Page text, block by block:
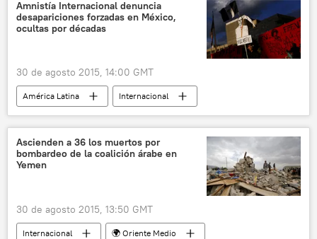
Situación en Donbás (verano de 2015)
Amnistía Internacional denuncia
desapariciones forzadas en México,
ocultas por décadas
30 de agosto 2015, 14:00 GMT
América Latina
Internacional
México
Perseo Quiroz
Amnistía Internacional
desaparición
derechos humanos
noticias
Ascienden a 36 los muertos por
bombardeo de la coalición árabe en
Yemen
30 de agosto 2015, 13:50 GMT
Internacional
🌍 Oriente Medio